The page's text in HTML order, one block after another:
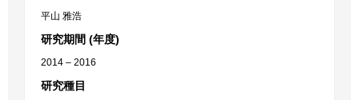
平山 雅浩
研究期間 (年度)
2014 – 2016
研究種目